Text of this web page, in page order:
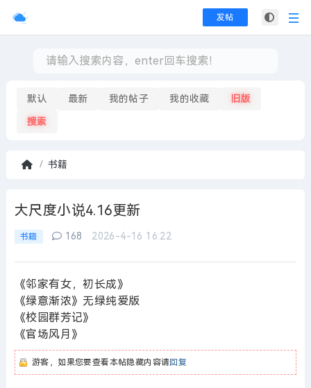
发帖
默认 最新 我的帖子 我的收藏 旧版
搜索
页
书籍
大尺度小说4.16更新
书籍 168 2026-4-16 16:22
《邻家有女，初长成》
《绿意渐浓》无绿纯爱版
《校园群芳记》
《官场风月》
游客，如果您要查看本帖隐藏内容请回复